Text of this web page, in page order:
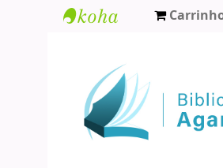
Agamenon
Magalhães